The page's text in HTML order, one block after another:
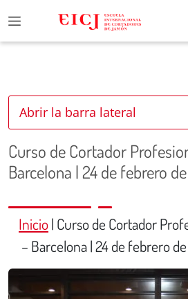
Menu
Curso de Cortador
Barcelona | 24 de febrero
Inicio| Curso de Cortador
– Barcelona | 24 de febrero
Abrir la barra lateral